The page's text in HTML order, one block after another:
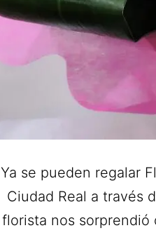
Ya se pueden regalar
Ciudad Real a través
florista nos sorprendió